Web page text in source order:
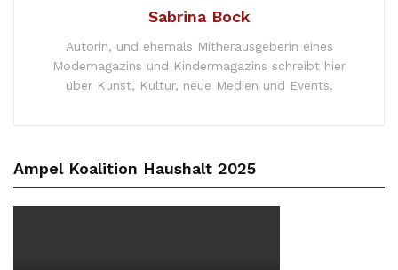
Sabrina Bock
Autorin, und ehemals Mitherausgeberin eines
Modemagazins und Kindermagazins schreibt hier
über Kunst, Kultur, neue Medien und Events.
Ampel Koalition Haushalt 2025